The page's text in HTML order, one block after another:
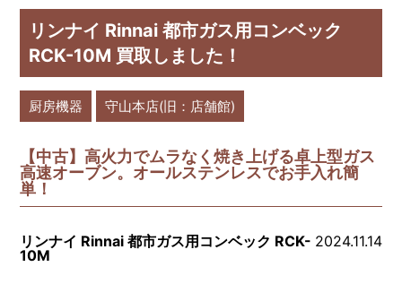
リンナイ Rinnai 都市ガス用コンベック
RCK-10M 買取しました！
厨房機器 守山本店(旧：店舗館)
【中古】高火力でムラなく焼き上げる卓上型ガス
高速オーブン。オールステンレスでお手入れ簡
単！
2024.11.14
リンナイ Rinnai 都市ガス用コンベック RCK-
10M